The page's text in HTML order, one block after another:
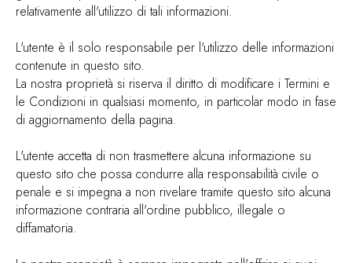
relativamente all'utilizzo di tali informazioni.
L'utente è il solo responsabile per l'utilizzo delle informazioni
contenute in questo sito.
La nostra proprietà si riserva il diritto di modificare i Termini e
le Condizioni in qualsiasi momento, in particolar modo in fase
di aggiornamento della pagina.
L'utente accetta di non trasmettere alcuna informazione su
questo sito che possa condurre alla responsabilità civile o
penale e si impegna a non rivelare tramite questo sito alcuna
informazione contraria all'ordine pubblico, illegale o
diffamatoria.